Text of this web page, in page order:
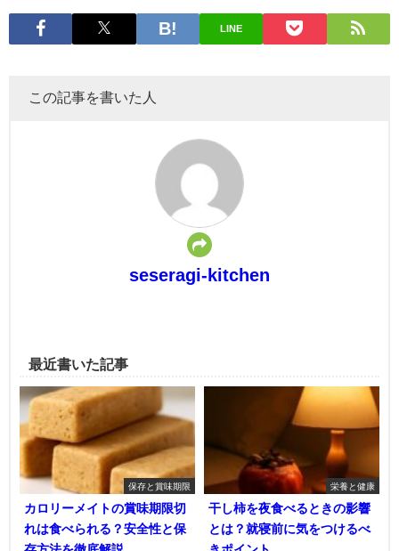
LINE
この記事を書いた人
seseragi-kitchen
最近書いた記事
保存と賞味期限
カロリーメイトの賞味期限切
れは食べられる？安全性と保
栄養と健康
干し柿を夜食べるときの影響
とは？就寝前に気をつけるべ